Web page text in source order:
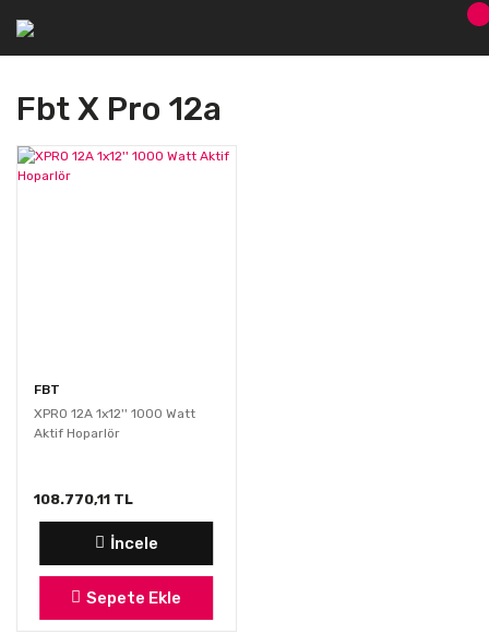
Fbt X Pro 12a
FBT
XPRO 12A 1x12'' 1000 Watt
Aktif Hoparlör
108.770,11 TL
İncele
Sepete Ekle